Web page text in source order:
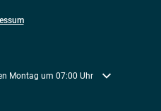
oder Schließzeiten auszublenden
Montag um 07:00 Uhr